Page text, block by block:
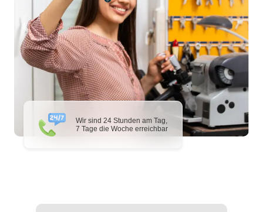
Wir sind 24 Stunden am Tag,
7 Tage die Woche erreichbar